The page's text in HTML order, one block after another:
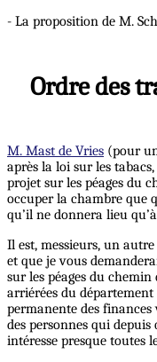
- La proposition de M.
Ordre des
M. Mast de Vries (pour
après la loi sur les
projet sur les péages du
occuper la chambre que
qu’il ne donnera lieu
Il est, messieurs, un
et que je vous
sur les péages du chemin
arriérées du
permanente des
des personnes qui
intéresse presque toutes